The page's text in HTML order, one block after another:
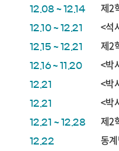
12.08 ~ 12.14 제2
12.10 ~ 12.21 <석
12.15 ~ 12.21 제2
12.16 ~ 11.20 <박
12.21 <박
12.21 <박
12.21 ~ 12.28 제2
12.22 동